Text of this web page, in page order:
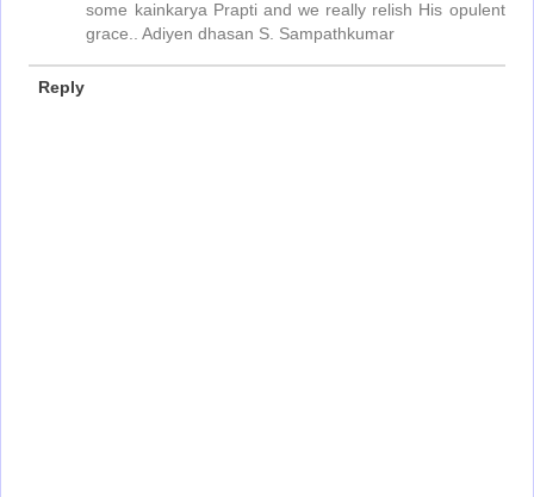
some kainkarya Prapti and we really relish His opulent
grace.. Adiyen dhasan S. Sampathkumar
Reply